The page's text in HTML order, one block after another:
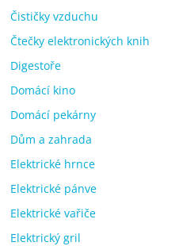
Čističky vzduchu
Čtečky elektronických knih
Digestoře
Domácí kino
Domácí pekárny
Dům a zahrada
Elektrické hrnce
Elektrické pánve
Elektrické vařiče
Elektrický gril